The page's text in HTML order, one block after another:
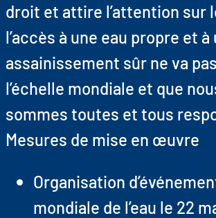
droit et attire l’attention sur
l’accès à une eau propre et à
assainissement sûr ne va
l’échelle mondiale et que
sommes toutes et tous
Mesures de mise en œuvre
Organisation
mondiale de l’eau le 22